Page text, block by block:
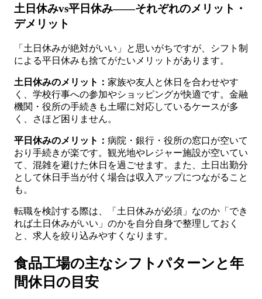
土日休みvs平日休み——それぞれのメリット・
デメリット
「土日休みが絶対がいい」と思いがちですが、シフト制
による平日休みも捨てがたいメリットがあります。
土日休みのメリット： 家族や友人と休日を合わせやす
く、学校行事への参加やショッピングが快適です。金融
機関・役所の手続きも土曜に対応しているケースが多
く、さほど困りません。
平日休みのメリット： 病院・銀行・役所の窓口が空いて
おり手続きが楽です。観光地やレジャー施設が空いてい
て、混雑を避けた休日を過ごせます。また、土日出勤分
として休日手当が付く場合は収入アップにつながること
も。
転職を検討する際は、「土日休みが必須」なのか「でき
れば土日休みがいい」のかを自分自身で整理しておく
と、求人を絞り込みやすくなります。
食品工場の主なシフトパターンと年
間休日の目安